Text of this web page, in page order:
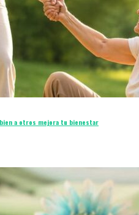
a otros mejora tu bienestar